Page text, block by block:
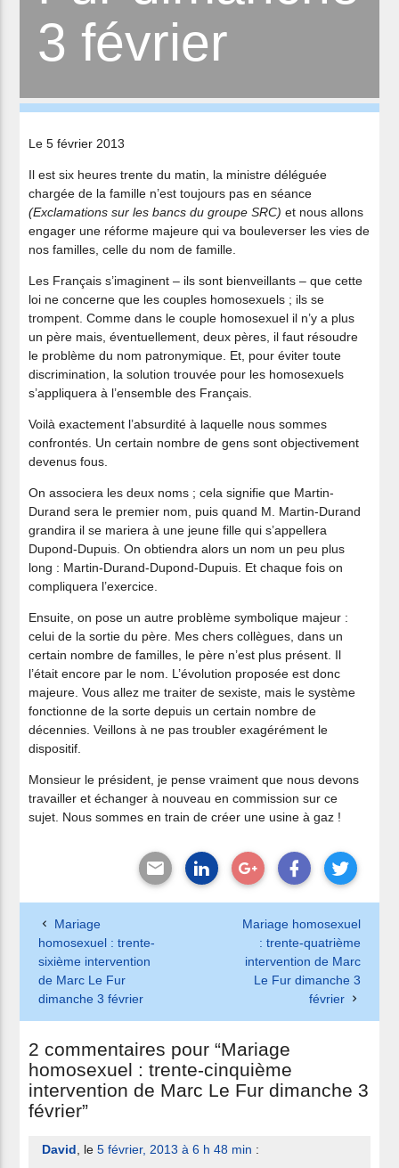
3 février
Le 5 février 2013
Il est six heures trente du matin, la ministre déléguée
chargée de la famille n’est toujours pas en séance
(Exclamations sur les bancs du groupe SRC) et nous allons
engager une réforme majeure qui va bouleverser les vies de
nos familles, celle du nom de famille.
Les Français s’imaginent – ils sont bienveillants – que cette
loi ne concerne que les couples homosexuels ; ils se
trompent. Comme dans le couple homosexuel il n’y a plus
un père mais, éventuellement, deux pères, il faut résoudre
le problème du nom patronymique. Et, pour éviter toute
discrimination, la solution trouvée pour les homosexuels
s’appliquera à l’ensemble des Français.
Voilà exactement l’absurdité à laquelle nous sommes
confrontés. Un certain nombre de gens sont objectivement
devenus fous.
On associera les deux noms ; cela signifie que Martin-
Durand sera le premier nom, puis quand M. Martin-Durand
grandira il se mariera à une jeune fille qui s’appellera
Dupond-Dupuis. On obtiendra alors un nom un peu plus
long : Martin-Durand-Dupond-Dupuis. Et chaque fois on
compliquera l’exercice.
Ensuite, on pose un autre problème symbolique majeur :
celui de la sortie du père. Mes chers collègues, dans un
certain nombre de familles, le père n’est plus présent. Il
l’était encore par le nom. L’évolution proposée est donc
majeure. Vous allez me traiter de sexiste, mais le système
fonctionne de la sorte depuis un certain nombre de
décennies. Veillons à ne pas troubler exagérément le
dispositif.
Monsieur le président, je pense vraiment que nous devons
travailler et échanger à nouveau en commission sur ce
sujet. Nous sommes en train de créer une usine à gaz !
Mariage
homosexuel : trente-
sixième intervention
de Marc Le Fur
dimanche 3 février
Mariage homosexuel
: trente-quatrième
intervention de Marc
Le Fur dimanche 3
février
2 commentaires pour “Mariage
homosexuel : trente-cinquième
intervention de Marc Le Fur dimanche 3
février”
David , le5 février, 2013 à 6 h 48 min :